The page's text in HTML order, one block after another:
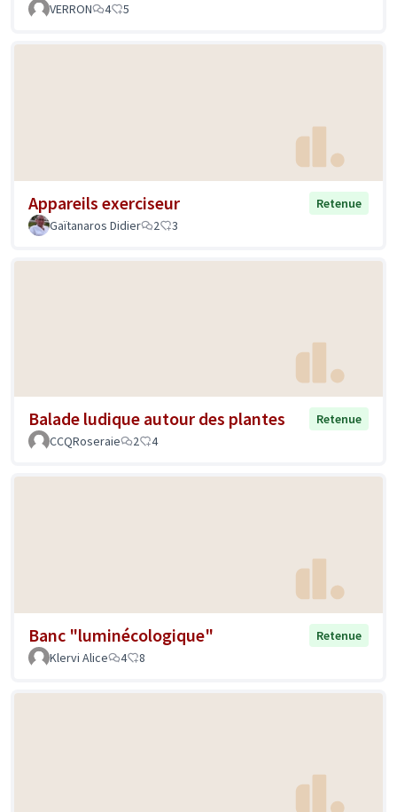
VERRON 4 5
Appareils exerciseur
Retenue
Gaïtanaros Didier
2 3
Balade ludique autour des plantes
Retenue
CCQRoseraie
2 4
Banc "luminécologique"
Retenue
Klervi Alice
4 8